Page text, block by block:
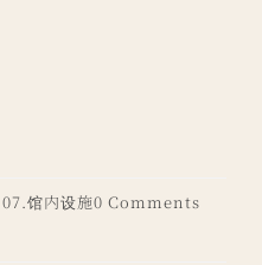
07.馆内设施0 Comments